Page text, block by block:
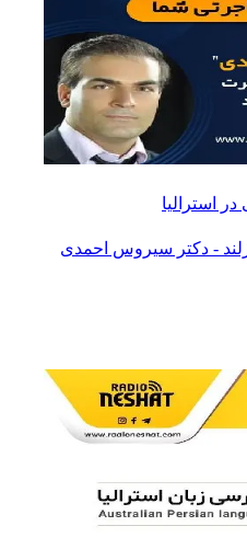
استرالیا
- دکتر سیروس احمدی